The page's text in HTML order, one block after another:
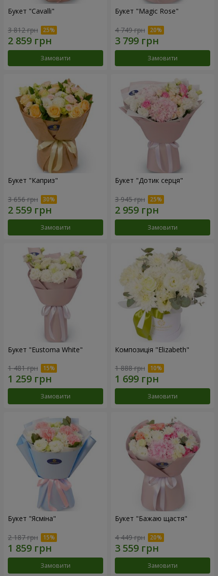
Букет "Cаvalli"
3 812 грн
Замовити
Букет "Magic Rose"
4 749 грн
Замовити
Букет "Каприз"
3 656 грн
Замовити
Букет "Дотик серця"
3 945 грн
Замовити
Букет "Eustoma White"
1 481 грн
Замовити
Композиція "Elizabeth"
1 888 грн
Замовити
Букет "Ясміна"
2 187 грн
Замовити
Букет "Бажаю щастя"
4 449 грн
Замовити